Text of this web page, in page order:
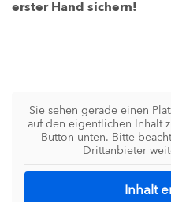
erster Hand sichern!
Sie sehen gerade einen
auf den eigentlichen Inhalt
Button unten. Bitte
Drittanbieter
Inhalt